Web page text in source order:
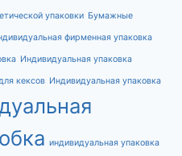
упаковки Бумажные
фирменная упаковка
Индивидуальная упаковка
кексов Индивидуальная упаковка
индивидуальная упаковка